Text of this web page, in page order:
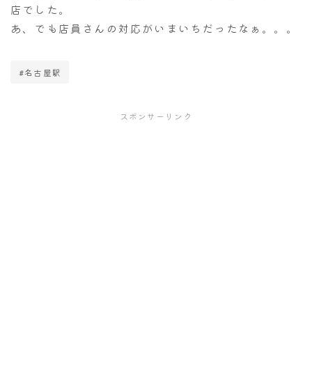
店でした。
あ、でも店員さんの対応がいまいちだったなぁ。。。
#名古屋駅
スポンサーリンク